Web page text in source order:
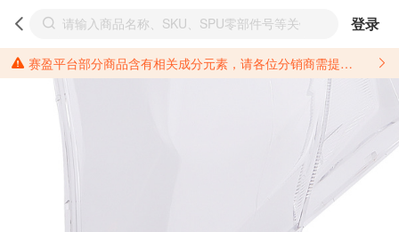
登录
赛盈平台部分商品含有相关成分元素，请各位分销商需提前了解产品材质情况，并针对其做好相关的风险把控，以免造成不必要的损失。 *美国加州65法案进一步规定了对于仅包含致癌物质，仅包含致生殖毒性物质，同时包含致癌物质和致生殖毒性物质，亦或是包含某一物质即为致癌物质又为致生殖毒性物质的产品的警示标语要求。 *新法案提供的警示标语修订并不是强制实施的，其只是避免昂贵诉讼的一种有效的方法。只要企业在保证其使用的另外的警示标语是“清晰和合理”并符合加州65法案要求的，那也是可以被接受的。*请充分了解第三方销售平台对商品上架规要求，并根据对应平台规则调整相关商品信息后进行上架，以免造成您不必要损失。 汽配产品上架注意事项： 不同第三方平台对于适配车型等信息的填写要求各有不同。例如：亚马逊明确禁止在产品标题、卖点和描述中直接使用适配车型的年份、品牌和型号信息；请您仔细研究并熟悉所销售平台关于汽配产品上架销售的具体规则，如果因上架的汽配产品信息填写不符合所销售平台要求，产生违规/侵权等问题所造成的损失需您自行承担。